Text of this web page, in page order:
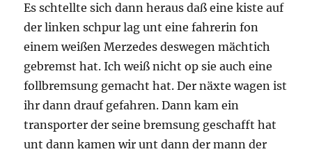
Es schtellte sich dann heraus daß eine kiste auf
der linken schpur lag unt eine fahrerin fon
einem weißen Merzedes deswegen mächtich
gebremst hat. Ich weiß nicht op sie auch eine
follbremsung gemacht hat. Der näxte wagen ist
ihr dann drauf gefahren. Dann kam ein
transporter der seine bremsung geschafft hat
unt dann kamen wir unt dann der mann der